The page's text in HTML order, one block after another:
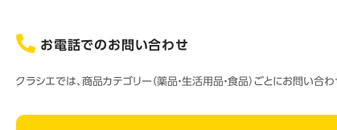
お電話でのお問い合わせ
クラシエでは、商品カテゴリー（薬品・生活用品・食品）ごとにお問い